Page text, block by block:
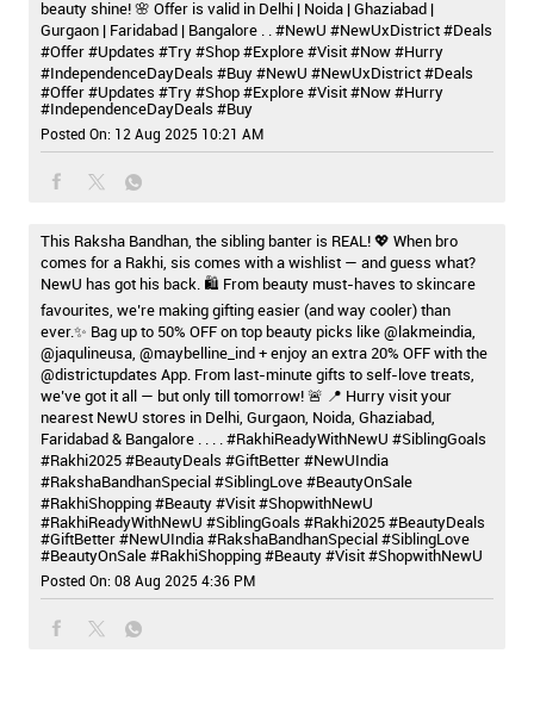
beauty shine! 🌸 Offer is valid in Delhi | Noida | Ghaziabad |
Gurgaon | Faridabad | Bangalore . . #NewU #NewUxDistrict #Deals
#Offer #Updates #Try #Shop #Explore #Visit #Now #Hurry
#IndependenceDayDeals #Buy#NewU #NewUxDistrict#Deals
#Offer#Updates #Try#Shop#Explore#Visit#Now#Hurry
#IndependenceDayDeals #Buy
Posted On: 12 Aug 2025 10:21 AM
This Raksha Bandhan, the sibling banter is REAL! 💖 When bro
comes for a Rakhi, sis comes with a wishlist — and guess what?
NewU has got his back. 🛍️ From beauty must-haves to skincare
favourites, we’re making gifting easier (and way cooler) than
ever.✨ Bag up to 50% OFF on top beauty picks like @lakmeindia,
@jaqulineusa, @maybelline_ind + enjoy an extra 20% OFF with the
@districtupdates App. From last-minute gifts to self-love treats,
we’ve got it all — but only till tomorrow! 🚨 📍 Hurry visit your
nearest NewU stores in Delhi, Gurgaon, Noida, Ghaziabad,
Faridabad & Bangalore . . . . #RakhiReadyWithNewU #SiblingGoals
#Rakhi2025 #BeautyDeals #GiftBetter #NewUIndia
#RakshaBandhanSpecial #SiblingLove #BeautyOnSale
#RakhiShopping #Beauty #Visit #ShopwithNewU
#RakhiReadyWithNewU #SiblingGoals #Rakhi2025#BeautyDeals
#GiftBetter#NewUIndia#RakshaBandhanSpecial#SiblingLove
#BeautyOnSale#RakhiShopping#Beauty#Visit#ShopwithNewU
Posted On: 08 Aug 2025 4:36 PM